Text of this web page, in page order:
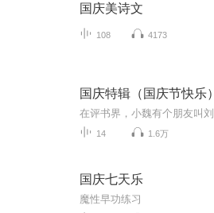
国庆美诗文
108 4173
国庆特辑（国庆节快乐）
14 1.6万
国庆七天乐
魔性早功练习